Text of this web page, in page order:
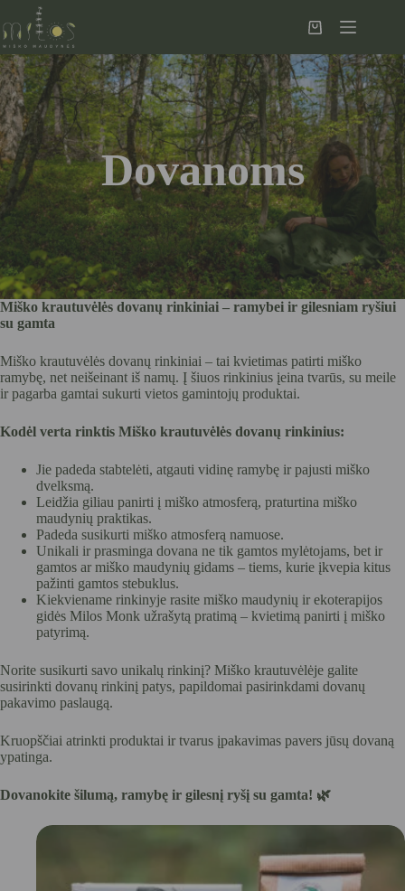
to
content
Krepšelis
Dovanoms
Miško krautuvėlės dovanų rinkiniai – ramybei ir gilesniam ryšiui
su gamta
Miško krautuvėlės dovanų rinkiniai – tai kvietimas patirti miško
ramybę, net neišeinant iš namų. Į šiuos rinkinius įeina tvarūs, su meile
ir pagarba gamtai sukurti vietos gamintojų produktai.
Kodėl verta rinktis Miško krautuvėlės dovanų rinkinius:
Jie padeda stabtelėti, atgauti vidinę ramybę ir pajusti miško
dvelksmą.
Leidžia giliau panirti į miško atmosferą, praturtina miško
maudynių praktikas.
Padeda susikurti miško atmosferą namuose.
Unikali ir prasminga dovana ne tik gamtos mylėtojams, bet ir
gamtos ar miško maudynių gidams – tiems, kurie įkvepia kitus
pažinti gamtos stebuklus.
Kiekviename rinkinyje rasite miško maudynių ir ekoterapijos
gidės Milos Monk užrašytą pratimą – kvietimą panirti į miško
patyrimą.
Norite susikurti savo unikalų rinkinį? Miško krautuvėlėje galite
susirinkti dovanų rinkinį patys, papildomai pasirinkdami dovanų
pakavimo paslaugą.
Kruopščiai atrinkti produktai ir tvarus įpakavimas pavers jūsų dovaną
ypatinga.
Dovanokite šilumą, ramybę ir gilesnį ryšį su gamta! 🌿